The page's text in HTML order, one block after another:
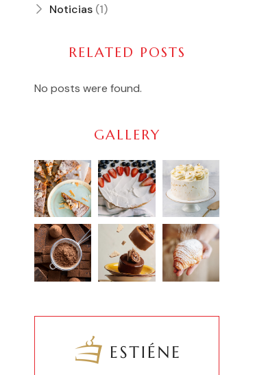
Noticias (1)
RELATED POSTS
No posts were found.
GALLERY